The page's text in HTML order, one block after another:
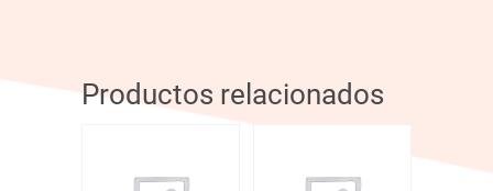
Productos relacionados